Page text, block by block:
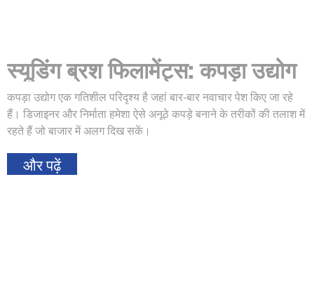
स्यूडिंग ब्रश फिलामेंट्स: कपड़ा उद्योग
में नवाचार
कपड़ा उद्योग एक गतिशील परिदृश्य है जहां बार-बार नवाचार पेश किए जा रहे
हैं। डिजाइनर और निर्माता हमेशा ऐसे अनूठे कपड़े बनाने के तरीकों की तलाश में
रहते हैं जो बाजार में अलग दिख सकें।
और पढ़ें